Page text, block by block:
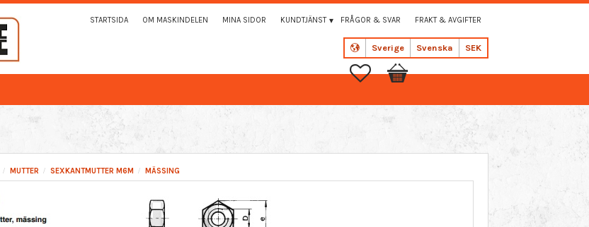
Sverige Svenska SEK
STARTSIDA OM MASKINDELEN MINA SIDOR KUNDTJÄNST FRÅGOR & SVAR FRAKT & AVGIFTER
Favoriter
Kundvagn
MUTTER SEXKANTMUTTER M6M MÄSSING